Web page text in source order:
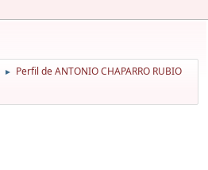
► Perfil de ANTONIO CHAPARRO RUBIO